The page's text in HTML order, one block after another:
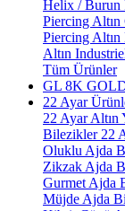
Helix / Burun
Piercing Altın
Piercing
Altın
Tüm Ürünler
GL 8K
22 Ayar
22 Ayar Altın
Bilezikler 22
Oluklu Ajda
Zikzak Ajda
Gurmet Ajda
Müjde Ajda